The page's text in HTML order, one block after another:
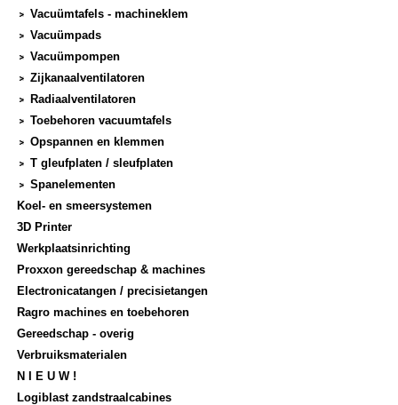
Vacuümtafels - machineklem
Vacuümpads
Vacuümpompen
Zijkanaalventilatoren
Radiaalventilatoren
Toebehoren vacuumtafels
Opspannen en klemmen
T gleufplaten / sleufplaten
Spanelementen
Koel- en smeersystemen
3D Printer
Werkplaatsinrichting
Proxxon gereedschap & machines
Electronicatangen / precisietangen
Ragro machines en toebehoren
Gereedschap - overig
Verbruiksmaterialen
N I E U W !
Logiblast zandstraalcabines